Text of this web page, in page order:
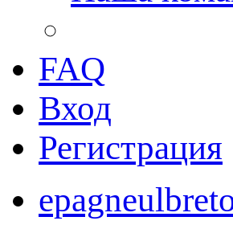
FAQ
Вход
Регистрация